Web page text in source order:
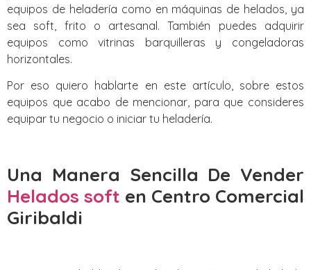
equipos de heladería como en máquinas de helados, ya
sea soft, frito o artesanal. También puedes adquirir
equipos como vitrinas barquilleras y congeladoras
horizontales.
Por eso quiero hablarte en este artículo, sobre estos
equipos que acabo de mencionar, para que consideres
equipar tu negocio o iniciar tu heladería.
Una Manera Sencilla De Vender
Helados soft en Centro Comercial
Giribaldi